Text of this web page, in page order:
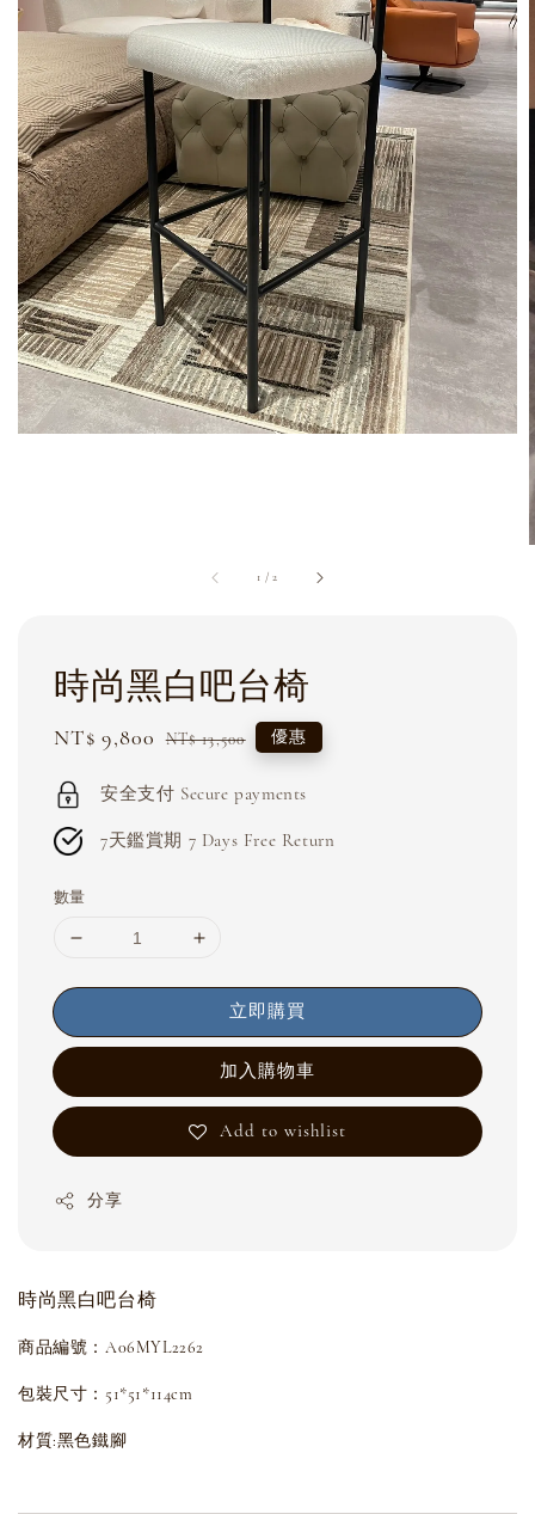
1 /2
時尚黑白吧台椅
Sale
NT$ 9,800 Regular
NT$ 13,500 優惠
安全支付 Secure payments
7天鑑賞期 7 Days Free Return
數量
立即購買
加入購物車
Add to wishlist
分享
時尚黑白吧台椅
商品編號：A06MYL2262
包裝尺寸：51*51*114cm
材質:黑色鐵腳